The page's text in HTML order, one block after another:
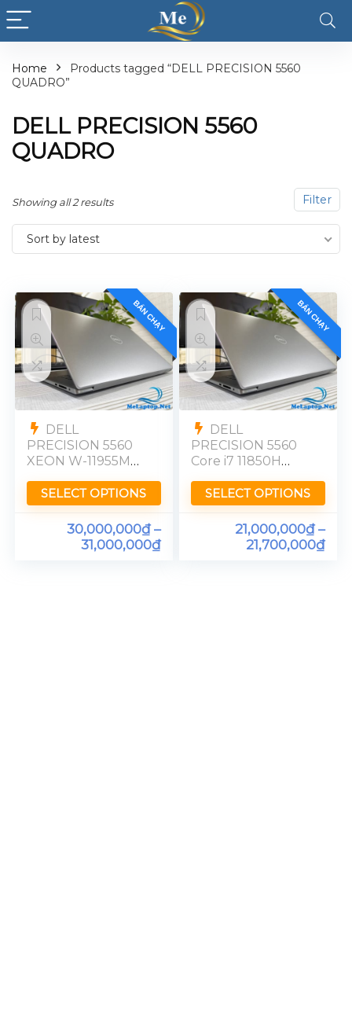
Home
Products tagged “DELL PRECISION 5560
QUADRO”
DELL PRECISION 5560
QUADRO
Filter
Showing all 2 results
Sort by latest
BÁN CHẠY
DELL
PRECISION 5560
XEON W-11955M
32GB FHD
SELECT OPTIONS
30,000,000₫–
31,000,000₫
BÁN CHẠY
DELL
PRECISION 5560
Core i7 11850H
Ram 32GB FHD
SELECT OPTIONS
21,000,000₫–
21,700,000₫